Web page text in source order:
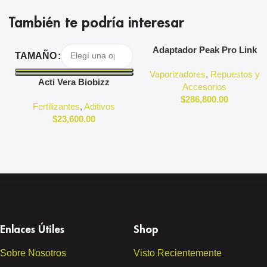
También te podría interesar
Seleccionar Opciones
TAMAÑO
Acti Vera Biobizz
Fertilizantes,Aditivos
$23,600.00
Agregar Al Carrito
Adaptador Peak Pro Link
Vaporizadores, Repuestos y
Accesorios
$286,800.00
Enlaces Útiles
Sobre Nosotros
Shop
Visto Recientemente